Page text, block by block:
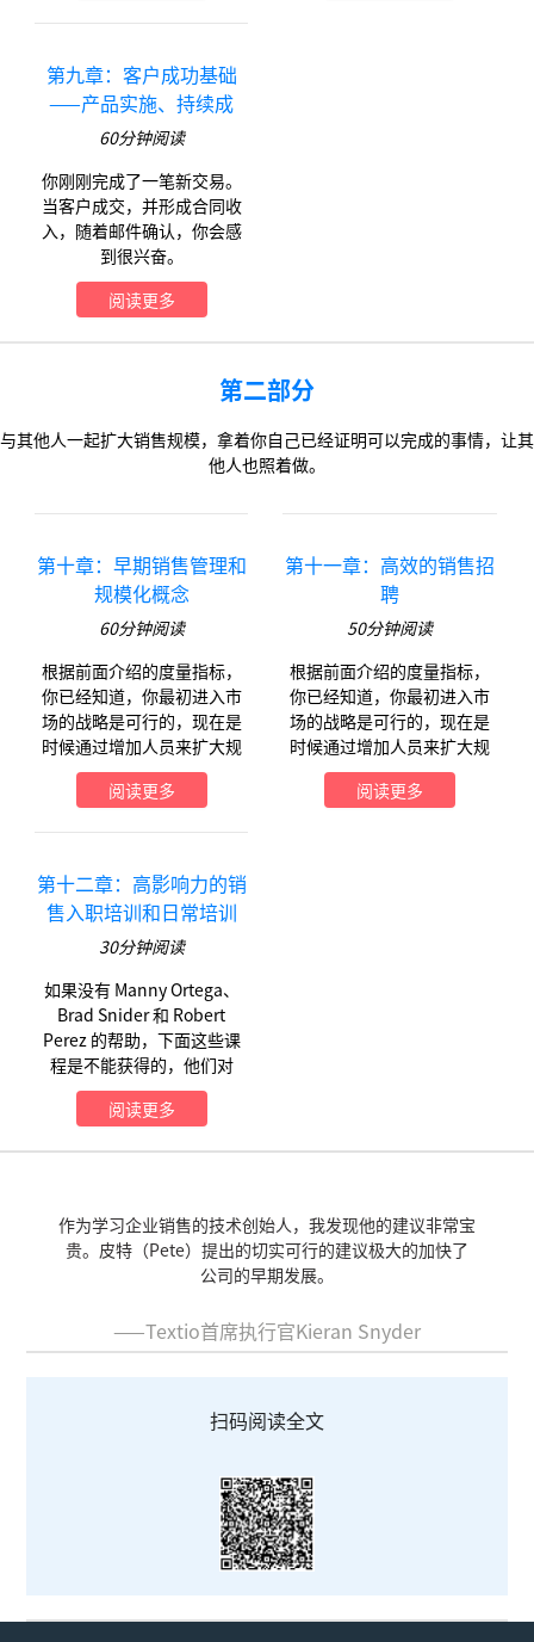
第九章：客户成功基础
——产品实施、持续成
功、续签
60分钟阅读
你刚刚完成了一笔新交易。
当客户成交，并形成合同收
入，随着邮件确认，你会感
到很兴奋。
阅读更多
第二部分
与其他人一起扩大销售规模，拿着你自己已经证明可以完成的事情，让其
他人也照着做。
第十章：早期销售管理和
规模化概念
60分钟阅读
根据前面介绍的度量指标，
你已经知道，你最初进入市
场的战略是可行的，现在是
时候通过增加人员来扩大规
模了。
阅读更多
第十一章：高效的销售招
聘
50分钟阅读
根据前面介绍的度量指标，
你已经知道，你最初进入市
场的战略是可行的，现在是
时候通过增加人员来扩大规
模了。
阅读更多
第十二章：高影响力的销
售入职培训和日常培训
30分钟阅读
如果没有 Manny Ortega、
Brad Snider 和 Robert
Perez 的帮助，下面这些课
程是不能获得的，他们对
TalentBin 入职 . . .
阅读更多
作为学习企业销售的技术创始人，我发现他的建议非常宝
贵。皮特（Pete）提出的切实可行的建议极大的加快了
公司的早期发展。
——Textio首席执行官Kieran Snyder
扫码阅读全文